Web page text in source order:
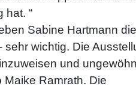
hat. “
Sabine Hartmann die
wichtig. Die
und
Maike Ramrath. Die